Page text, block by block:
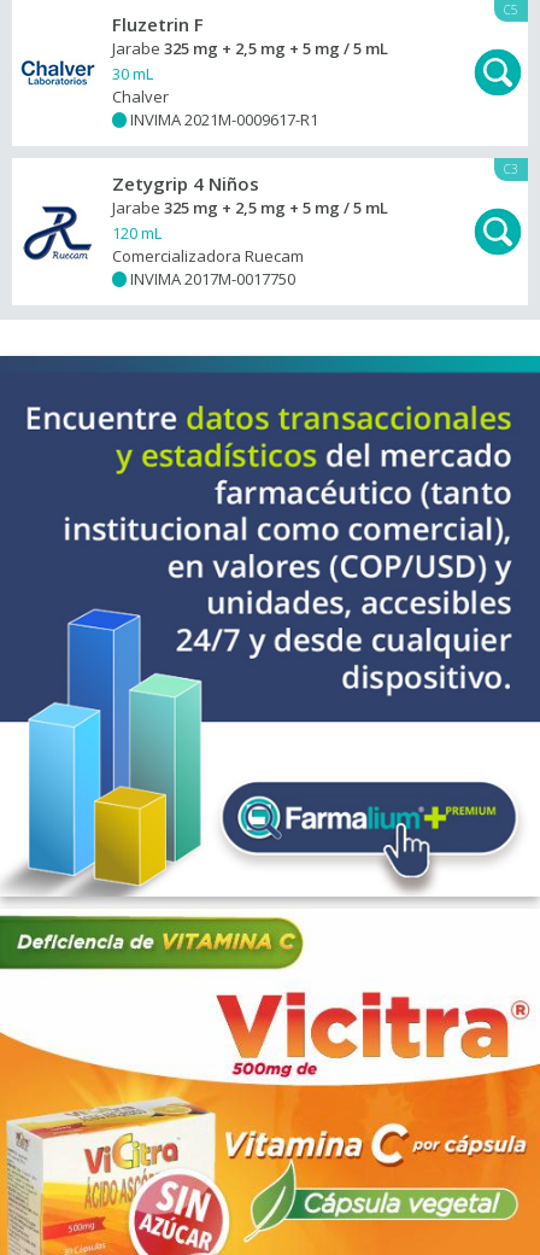
C5
Fluzetrin F
Jarabe 325 mg + 2,5 mg + 5 mg / 5 mL
30 mL
Chalver
INVIMA 2021M-0009617-R1
C3
Zetygrip 4 Niños
Jarabe 325 mg + 2,5 mg + 5 mg / 5 mL
120 mL
Comercializadora Ruecam
INVIMA 2017M-0017750